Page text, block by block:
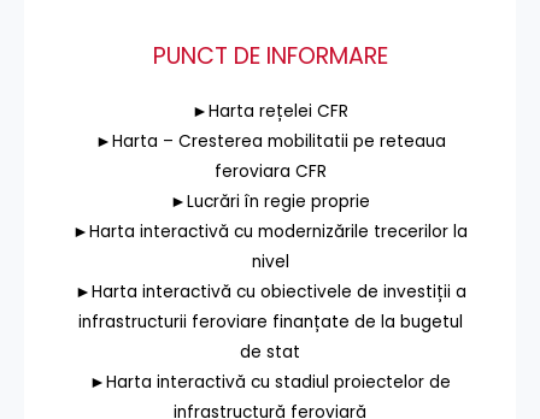
PUNCT DE INFORMARE
►Harta rețelei CFR
►Harta – Cresterea mobilitatii pe reteaua
feroviara CFR
►Lucrări în regie proprie
►Harta interactivă cu modernizările trecerilor la
nivel
►Harta interactivă cu obiectivele de investiții a
infrastructurii feroviare finanțate de la bugetul
de stat
►Harta interactivă cu stadiul proiectelor de
infrastructură feroviară